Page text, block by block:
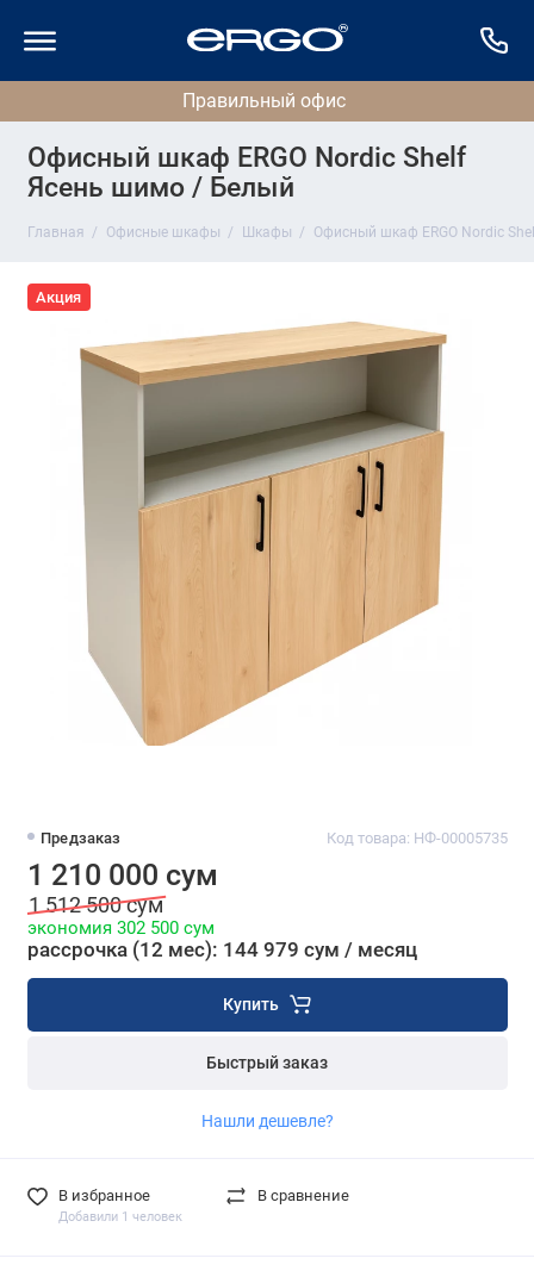
Офисный шкаф ERGO Nordic Shelf
Ясень шимо / Белый
Главная Офисные шкафы Шкафы Офисный шкаф ERGO Nordic
Акция
Предзаказ Код товара: НФ-00005735
1 210 000 сум
1 512 500 сум
экономия 302 500 сум
рассрочка (12 мес): 144 979 сум / месяц
Купить
Быстрый заказ
Нашли дешевле?
В избранное
Добавили 1 человек
В сравнение